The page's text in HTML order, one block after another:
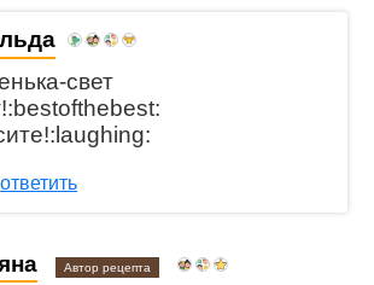
свет
ответить
Автор рецепта